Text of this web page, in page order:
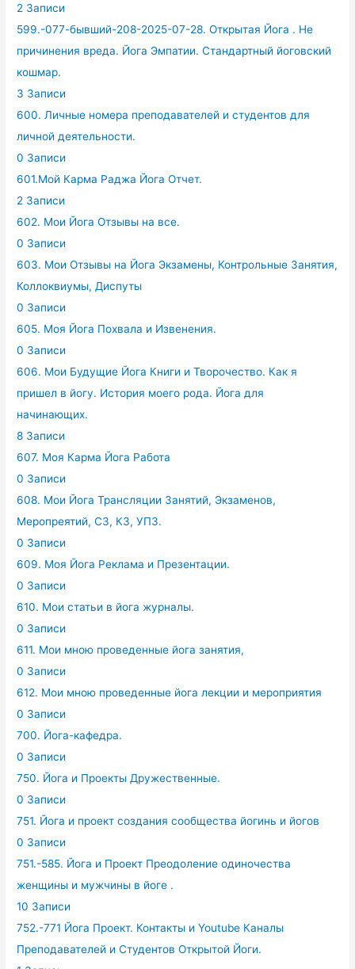
2 Записи
599.-077-бывший-208-2025-07-28. Открытая Йога . Не
причинения вреда. Йога Эмпатии. Стандартный йоговский
кошмар.
3 Записи
600. Личные номера преподавателей и студентов для
личной деятельности.
0 Записи
601.Мой Карма Раджа Йога Отчет.
2 Записи
602. Мои Йога Отзывы на все.
0 Записи
603. Мои Отзывы на Йога Экзамены, Контрольные Занятия,
Коллоквиумы, Диспуты
0 Записи
605. Моя Йога Похвала и Извенения.
0 Записи
606. Мои Будущие Йога Книги и Творочество. Как я
пришел в йогу. История моего рода. Йога для
начинающих.
8 Записи
607. Моя Карма Йога Работа
0 Записи
608. Мои Йога Трансляции Занятий, Экзаменов,
Меропреятий, СЗ, КЗ, УПЗ.
0 Записи
609. Моя Йога Реклама и Презентации.
0 Записи
610. Мои статьи в йога журналы.
0 Записи
611. Мои мною проведенные йога занятия,
0 Записи
612. Мои мною проведенные йога лекции и мероприятия
0 Записи
700. Йога-кафедра.
0 Записи
750. Йога и Проекты Дружественные.
0 Записи
751. Йога и проект создания сообщества йогинь и йогов
0 Записи
751.-585. Йога и Проект Преодоление одиночества
женщины и мужчины в йоге .
10 Записи
752.-771 Йога Проект. Контакты и Youtube Каналы
Преподавателей и Студентов Открытой Йоги.